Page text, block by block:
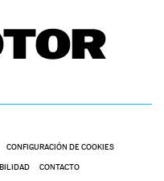
CONFIGURACIÓN DE COOKIES
CONTACTO